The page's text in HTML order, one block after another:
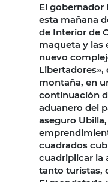
El gobernador
esta mañana
de Interior de
maqueta y las
nuevo
Libertadores»,
montaña, en
continuación
aduanero del
aseguro
cuadrados
cuadriplicar la
tanto turistas,